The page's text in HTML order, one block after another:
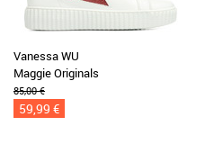
Vanessa WU
Maggie Originals
85,00 €
59,99 €